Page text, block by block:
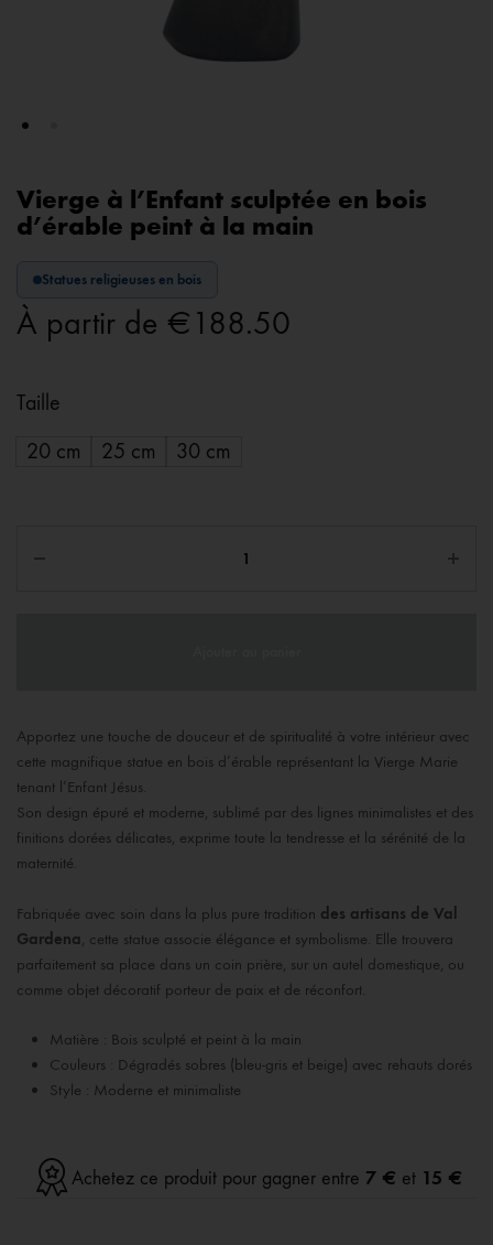
Vierge à l’Enfant sculptée en bois
d’érable peint à la main
Statues religieuses en bois
À partir de € 188.50
Taille
20 cm
25 cm 30 cm
Apportez une touche de douceur et de spiritualité à votre intérieur avec
cette magnifique statue en bois d’érable représentant la Vierge Marie
tenant l’Enfant Jésus.
Son design épuré et moderne, sublimé par des lignes minimalistes et des
finitions dorées délicates, exprime toute la tendresse et la sérénité de la
maternité.
Fabriquée avec soin dans la plus pure tradition des artisans de Val
Gardena, cette statue associe élégance et symbolisme. Elle trouvera
parfaitement sa place dans un coin prière, sur un autel domestique, ou
comme objet décoratif porteur de paix et de réconfort.
Matière : Bois sculpté et peint à la main
Couleurs : Dégradés sobres (bleu-gris et beige) avec rehauts dorés
Style : Moderne et minimaliste
Achetez ce produit pour gagner entre 7 € et 15 €